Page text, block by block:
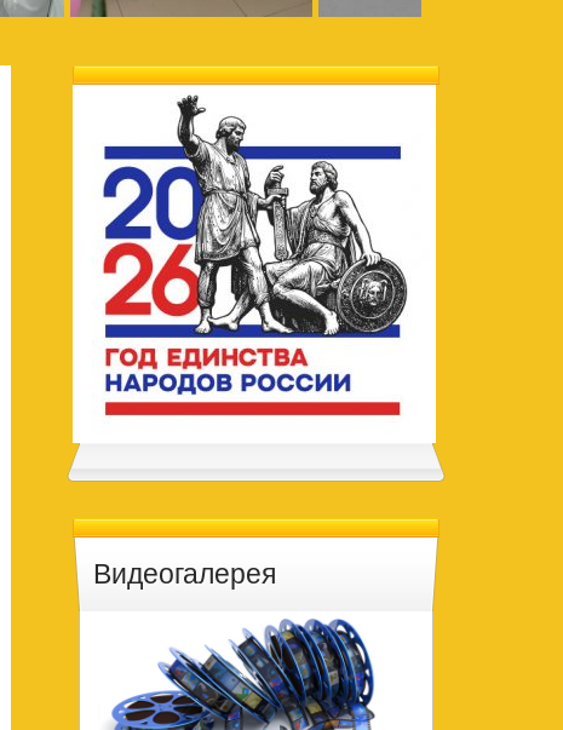
Видеогалерея